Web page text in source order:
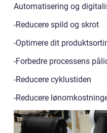
Automatisering og
-Reducere spild og skrot
-Optimere dit
-Forbedre processens
-Reducere cyklustiden
-Reducere